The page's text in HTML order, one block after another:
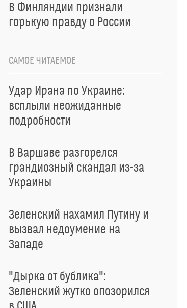
В Финляндии признали
горькую правду о России
САМОЕ ЧИТАЕМОЕ
Удар Ирана по Украине:
всплыли неожиданные
подробности
В Варшаве разгорелся
грандиозный скандал из-за
Украины
Зеленский нахамил Путину и
вызвал недоумение на
Западе
"Дырка от бублика":
Зеленский жутко опозорился